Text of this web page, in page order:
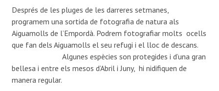
Després de les pluges de les darreres setmanes,
programem una sortida de fotografia de natura als
Aiguamolls de l’Empordà. Podrem fotografiar molts ocells
que fan dels Aiguamolls el seu refugi i el lloc de descans.
Algunes espècies son protegides i d’una gran
bellesa i entre els mesos d’Abril i Juny, hi nidifiquen de
manera regular.